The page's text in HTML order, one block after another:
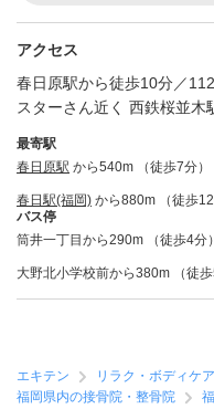
アクセス
春日原駅から徒歩10分／
スターさん近く 西鉄桜並木
最寄駅
春日原駅 から540m （徒歩7分）
春日駅(福岡) から880m （徒歩12
バス停
筒井一丁目から290m （徒歩4分）
大野北小学校前から380m （徒歩
エキテン リラク・ボディケア
福岡県内の接骨院・整骨院